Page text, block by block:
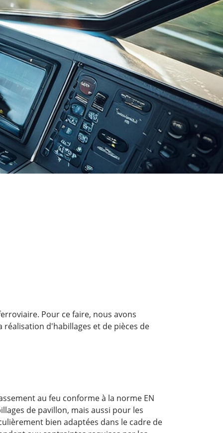
Pour ce faire, nous avons
réalisation d'habillages et de pièces de
au feu conforme à la norme EN
de pavillon, mais aussi pour les
bien adaptées dans le cadre de